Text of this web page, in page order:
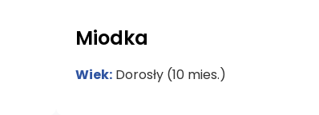
Miodka
Wiek:Dorosły (10 mies.)